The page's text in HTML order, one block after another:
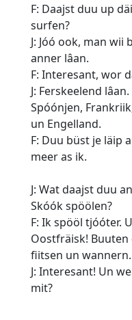
F: Daajst duu up
surfen?
J: Jóó ook, man
anner lâan.
F: Interesant, wor
J: Ferskeelend
Spóónjen,
un Engelland.
F: Duu büst je läip
meer as ik.
J: Wat daajst duu
Skóók spöölen?
F: Ik spööl tjóóter.
Oostfräisk!
fiitsen un wannern.
J: Interesant! Un
mit?